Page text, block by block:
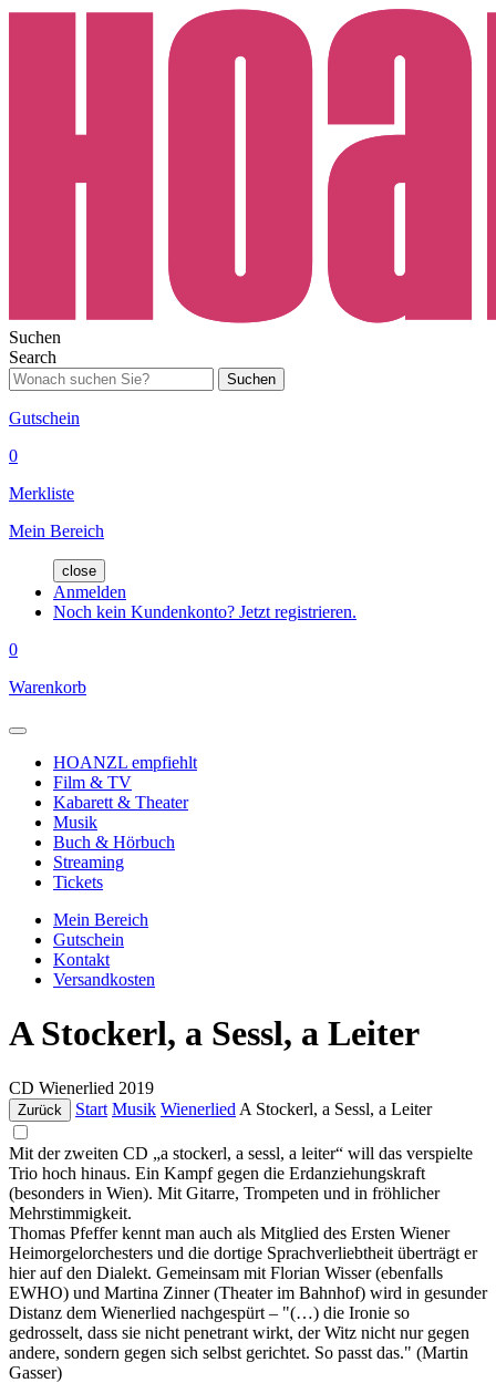
Suchen
Search
Suchen
Gutschein
0
Merkliste
Mein Bereich
close
Anmelden
Noch kein Kundenkonto? Jetzt registrieren.
0
Warenkorb
HOANZL empfiehlt
Film & TV
Kabarett & Theater
Musik
Buch & Hörbuch
Streaming
Tickets
Mein Bereich
Gutschein
Kontakt
Versandkosten
A Stockerl, a Sessl, a Leiter
CD Wienerlied 2019
Zurück Start Musik Wienerlied A Stockerl, a Sessl, a Leiter
Mit der zweiten CD „a stockerl, a sessl, a leiter“ will das verspielte
Trio hoch hinaus. Ein Kampf gegen die Erdanziehungskraft
(besonders in Wien). Mit Gitarre, Trompeten und in fröhlicher
Mehrstimmigkeit.
Thomas Pfeffer kennt man auch als Mitglied des Ersten Wiener
Heimorgelorchesters und die dortige Sprachverliebtheit überträgt er
hier auf den Dialekt. Gemeinsam mit Florian Wisser (ebenfalls
EWHO) und Martina Zinner (Theater im Bahnhof) wird in gesunder
Distanz dem Wienerlied nachgespürt – "(…) die Ironie so
gedrosselt, dass sie nicht penetrant wirkt, der Witz nicht nur gegen
andere, sondern gegen sich selbst gerichtet. So passt das." (Martin
Gasser)